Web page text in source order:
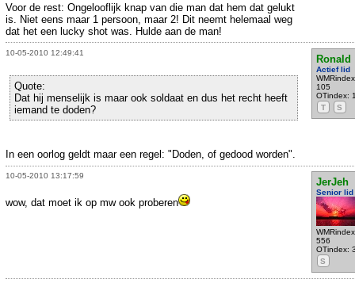
Voor de rest: Ongelooflijk knap van die man dat hem dat gelukt
is. Niet eens maar 1 persoon, maar 2! Dit neemt helemaal weg
dat het een lucky shot was. Hulde aan de man!
10-05-2010 12:49:41
Ronald
Actief lid
105
OTindex:
T
S
Quote:
Dat hij menselijk is maar ook soldaat en dus het recht heeft
iemand te doden?
In een oorlog geldt maar een regel: "Doden, of gedood worden".
10-05-2010 13:17:59
JerJeh
Senior lid
556
OTindex:
S
wow, dat moet ik op mw ook proberen